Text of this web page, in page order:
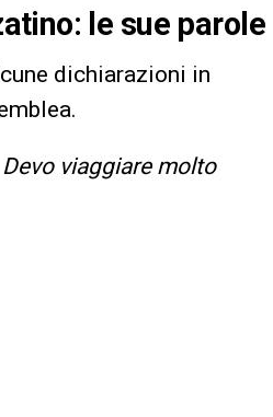
le sue parole
dichiarazioni in
viaggiare molto